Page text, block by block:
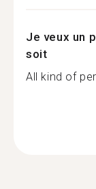
Je veux un
soit
All kind of